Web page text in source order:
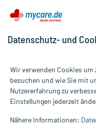
Alle Preise gelten inkl.
Informationen auf dieser
die Untersuchung und
Datenschutz- und
Wir verwenden Cookies um
besuchen und wie Sie mit
Nutzererfahrung zu
Einstellungen jederzeit
Nähere Informationen: